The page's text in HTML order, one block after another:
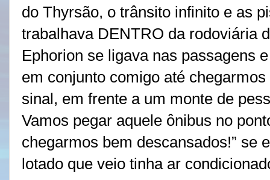
do Thyrsão, o trânsito infinito e as
trabalhava DENTRO da rodoviária
Ephorion se ligava nas passagens
em conjunto comigo até
sinal, em frente a um monte de
Vamos pegar aquele ônibus no
chegarmos bem descansados!” se
lotado que veio tinha ar